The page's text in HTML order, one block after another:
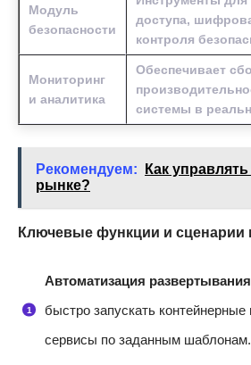
Модуль
безопасности
доступа,
контроля
Мониторинг
и аналитика
Обеспечивает
системы в
Рекомендуем:
Как
рынке?
Ключевые функции и сценарии
Автоматизация развертывания
быстро запускать
сервисы по заданным шаблонам.